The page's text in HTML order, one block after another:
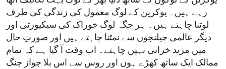
رہے ہیں۔ یوکرین کے لوگ معمول کی زندگی کی طرف
لوٹنا چاہتے ہیں۔ ہر جگہ لوگ خوراک کی سیکیورٹی اور
دیگر عالمی چیلنجوں سے نمٹنا چاہتے ہیں اور صورتِ حال
میں مزید خرابی نہیں چاہتے۔ اب وقت آ گیا ہے کہ تمام
ممالک ایک ساتھ کھڑے ہوں اور روس سے اس بلا جواز جنگ